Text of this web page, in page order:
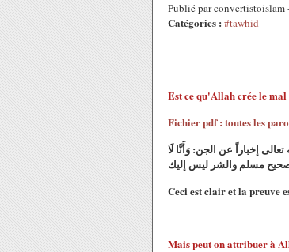
Publié par convertistoislam
Catégories : #tawhid
Est ce qu'Allah crée le mal
Fichier pdf : toutes les
إخباراً عن الجن: وَأَنَّا لَا
صحيح مسلم والشر ليس إليك
Ceci est clair et la preuve
Mais peut on attribuer à